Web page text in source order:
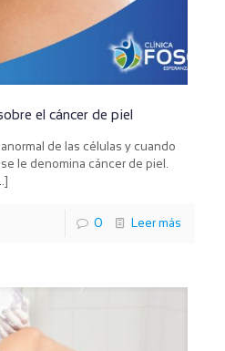
el cáncer de piel
de las células y cuando
le denomina cáncer de piel.
0 Leer más